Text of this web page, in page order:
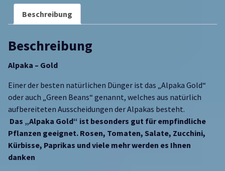
Beschreibung
Beschreibung
Alpaka – Gold
Einer der besten natürlichen Dünger ist das „Alpaka Gold“
oder auch „Green Beans“ genannt, welches aus natürlich
aufbereiteten Ausscheidungen der Alpakas besteht.
Das „Alpaka Gold“ ist besonders gut für empfindliche
Pflanzen geeignet. Rosen, Tomaten, Salate, Zucchini,
Kürbisse, Paprikas und viele mehr werden es Ihnen
danken